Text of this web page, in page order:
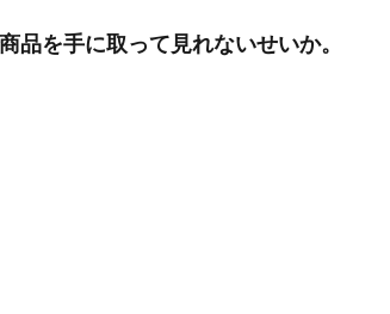
品を手に取って見れないせいか。